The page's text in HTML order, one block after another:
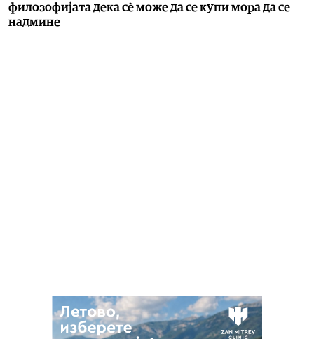
филозофијата дека сѐ може да се купи мора да се
надмине